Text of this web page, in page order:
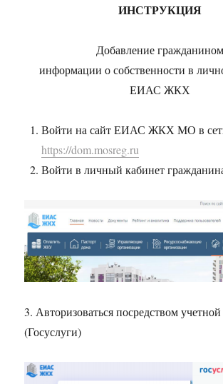
ИНСТРУКЦИЯ
Добавление гражданином
информации о собственности в
ЕИАС ЖКХ
Войти на сайт ЕИАС ЖКХ МО в
https://dom.mosreg.ru
Войти в личный кабинет
3. Авторизоваться посредством
(Госуслуги)